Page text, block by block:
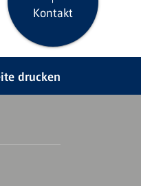
Kontakt
drucken